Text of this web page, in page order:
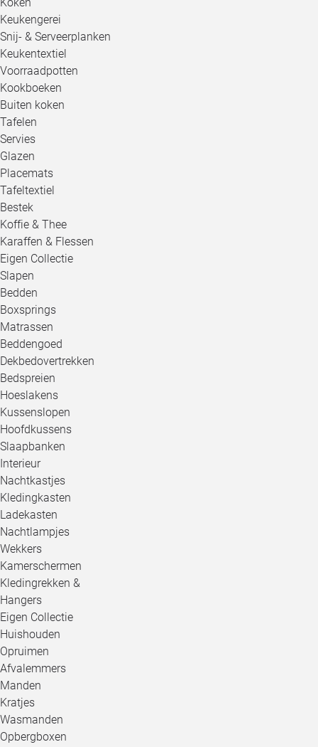
Keukengerei
Snij- & Serveerplanken
Keukentextiel
Voorraadpotten
Kookboeken
Buiten koken
Tafelen
Servies
Glazen
Placemats
Tafeltextiel
Bestek
Koffie & Thee
Karaffen & Flessen
Eigen Collectie
Slapen
Bedden
Boxsprings
Matrassen
Beddengoed
Dekbedovertrekken
Bedspreien
Hoeslakens
Kussenslopen
Hoofdkussens
Slaapbanken
Interieur
Nachtkastjes
Kledingkasten
Ladekasten
Nachtlampjes
Wekkers
Kamerschermen
Kledingrekken &
Hangers
Eigen Collectie
Huishouden
Opruimen
Afvalemmers
Manden
Kratjes
Wasmanden
Opbergboxen